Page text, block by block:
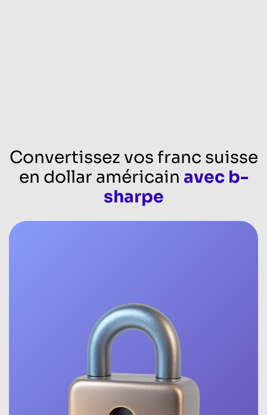
Convertissez vos franc suisse
en dollar américain avec b-
sharpe